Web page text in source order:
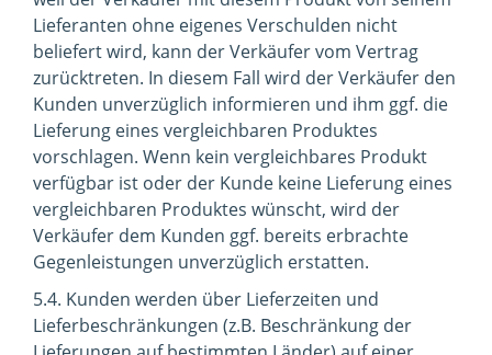
Lieferanten ohne eigenes Verschulden nicht
beliefert wird, kann der Verkäufer vom Vertrag
zurücktreten. In diesem Fall wird der Verkäufer den
Kunden unverzüglich informieren und ihm ggf. die
Lieferung eines vergleichbaren Produktes
vorschlagen. Wenn kein vergleichbares Produkt
verfügbar ist oder der Kunde keine Lieferung eines
vergleichbaren Produktes wünscht, wird der
Verkäufer dem Kunden ggf. bereits erbrachte
Gegenleistungen unverzüglich erstatten.
5.4. Kunden werden über Lieferzeiten und
Lieferbeschränkungen (z.B. Beschränkung der